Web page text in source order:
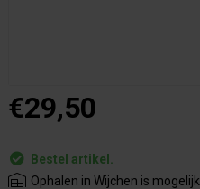
€29,50
Bestel artikel.
Ophalen in Wijchen is mogelijk.